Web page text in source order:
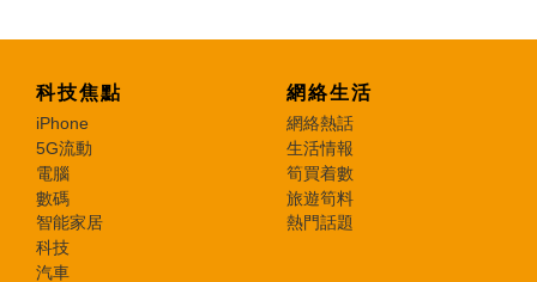
科技焦點
iPhone
5G流動
電腦
數碼
智能家居
科技
汽車
網絡生活
網絡熱話
生活情報
筍買着數
旅遊筍料
熱門話題